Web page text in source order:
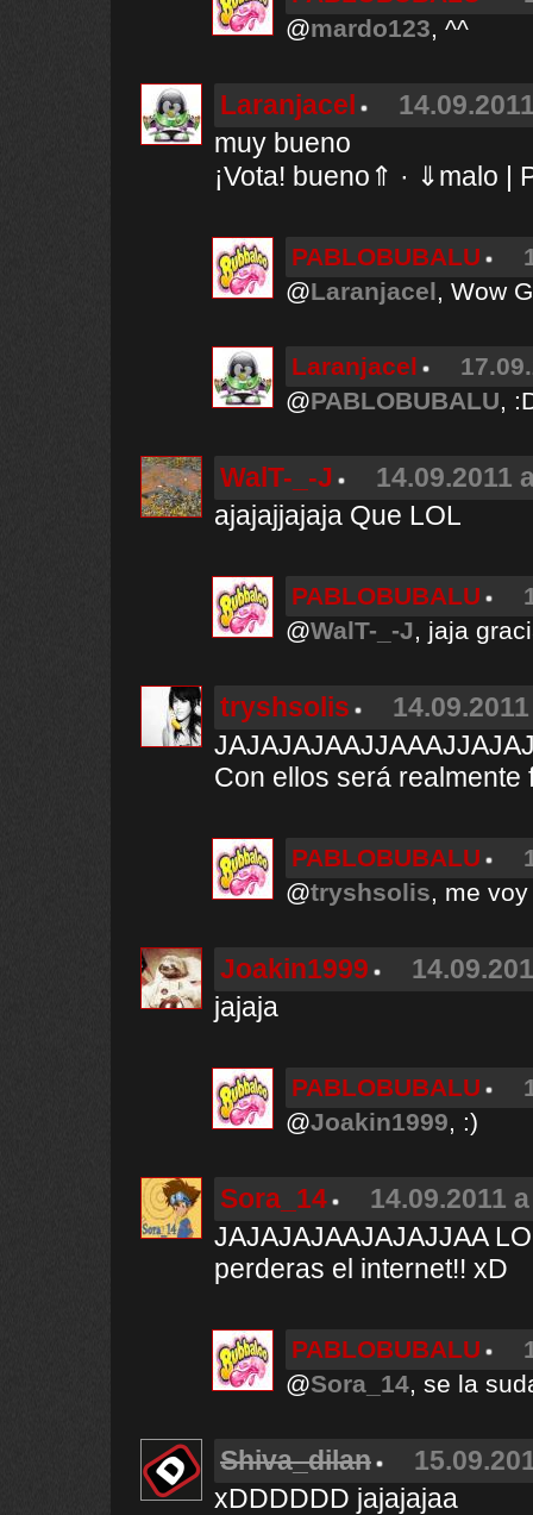
@mardo123, ^^
Laranjacel
muy bueno
¡Vota! bueno⇑ · ⇓malo |
PABLOBUBALU
@Laranjacel, Wow
Laranjacel
@PABLOBUBALU,
WalT-_-J
14.09.2011
ajajajjajaja Que LOL
PABLOBUBALU
@WalT-_-J, jaja
tryshsolis
Con ellos será realmente
PABLOBUBALU
@tryshsolis, me
Joakin1999
jajaja
PABLOBUBALU
@Joakin1999, :)
Sora_14
14.09.2011
JAJAJAJAAJAJAJJAA
perderas el internet!! xD
PABLOBUBALU
@Sora_14, se la
Shiva_dilan
xDDDDDD jajajajaa